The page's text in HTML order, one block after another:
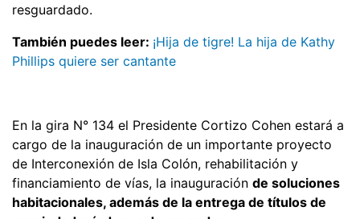
resguardado.
También puedes leer: ¡Hija de tigre! La hija de Kathy
Phillips quiere ser cantante
En la gira N° 134 el Presidente Cortizo Cohen estará a
cargo de la inauguración de un importante proyecto
de Interconexión de Isla Colón, rehabilitación y
financiamiento de vías, la inauguración de soluciones
habitacionales, además de la entrega de títulos de